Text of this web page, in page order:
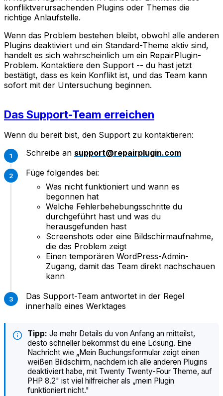
konfliktverursachenden Plugins oder Themes die
richtige Anlaufstelle.
Wenn das Problem bestehen bleibt, obwohl alle anderen
Plugins deaktiviert und ein Standard-Theme aktiv sind,
handelt es sich wahrscheinlich um ein RepairPlugin-
Problem. Kontaktiere den Support -- du hast jetzt
bestätigt, dass es kein Konflikt ist, und das Team kann
sofort mit der Untersuchung beginnen.
Das Support-Team erreichen
Wenn du bereit bist, den Support zu kontaktieren:
Schreibe an support@repairplugin.com
Füge folgendes bei:
Was nicht funktioniert und wann es
begonnen hat
Welche Fehlerbehebungsschritte du
durchgeführt hast und was du
herausgefunden hast
Screenshots oder eine Bildschirmaufnahme,
die das Problem zeigt
Einen temporären WordPress-Admin-
Zugang, damit das Team direkt nachschauen
kann
Das Support-Team antwortet in der Regel
innerhalb eines Werktages
Tipp: Je mehr Details du von Anfang an mitteilst,
desto schneller bekommst du eine Lösung. Eine
Nachricht wie „Mein Buchungsformular zeigt einen
weißen Bildschirm, nachdem ich alle anderen Plugins
deaktiviert habe, mit Twenty Twenty-Four Theme, auf
PHP 8.2" ist viel hilfreicher als „mein Plugin
funktioniert nicht."